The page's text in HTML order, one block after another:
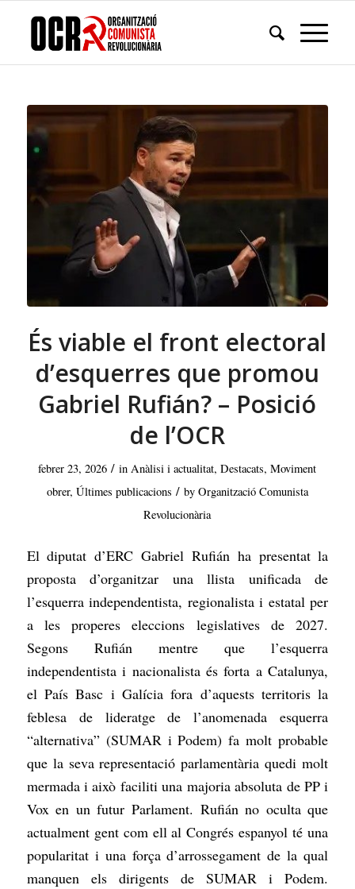
És viable el front electoral
d’esquerres que promou
Gabriel Rufián? – Posició
de l’OCR
febrer 23, 2026 / inAnàlisi i actualitat,Destacats,Moviment
obrer, Últimes publicacions / by Organització Comunista
Revolucionària
El diputat d’ERC Gabriel Rufián ha presentat la
proposta d’organitzar una llista unificada de
l’esquerra independentista, regionalista i estatal per
a les properes eleccions legislatives de 2027.
Segons Rufián mentre que l’esquerra
independentista i nacionalista és forta a Catalunya,
el País Basc i Galícia fora d’aquests territoris la
feblesa de lideratge de l’anomenada esquerra
“alternativa” (SUMAR i Podem) fa molt probable
que la seva representació parlamentària quedi molt
mermada i això faciliti una majoria absoluta de PP i
Vox en un futur Parlament. Rufián no oculta que
actualment gent com ell al Congrés espanyol té una
popularitat i una força d’arrossegament de la qual
manquen els dirigents de SUMAR i Podem.